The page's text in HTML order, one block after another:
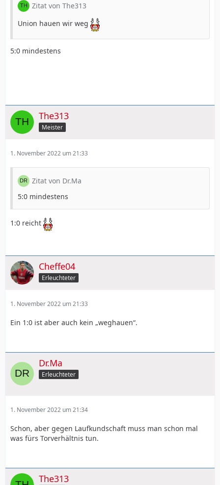
Zitat von The313
Union hauen wir weg
5:0 mindestens
The313
Meister
1. November 2022 um 21:33
Zitat von Dr.Ma
5:0 mindestens
1:0 reicht
Cheffe04
Erleuchteter
1. November 2022 um 21:33
Ein 1:0 ist aber auch kein „weghauen“.
Dr.Ma
Erleuchteter
1. November 2022 um 21:34
Schon, aber gegen Laufkundschaft muss man schon mal
was fürs Torverhältnis tun.
The313